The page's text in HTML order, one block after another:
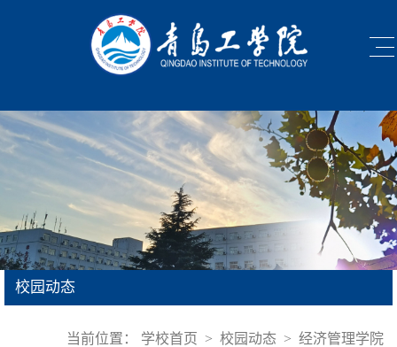
校园动态
当前位置： 学校首页 > 校园动态 > 经济管理学院